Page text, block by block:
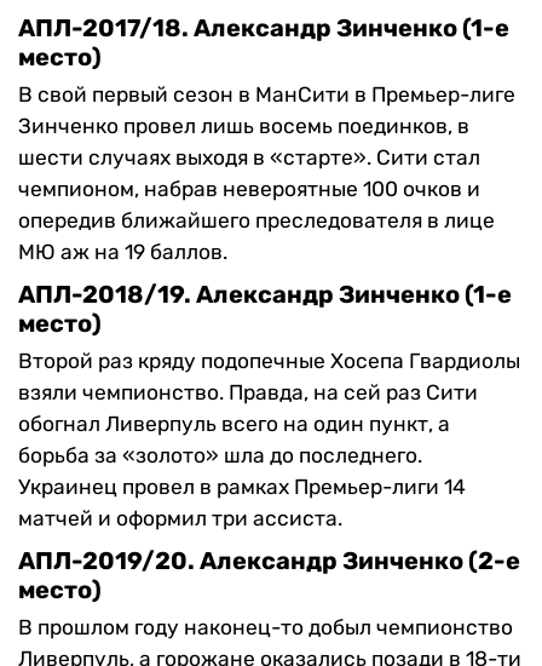
АПЛ-2017/18. Александр Зинченко (1-е
место)
В свой первый сезон в МанСити в Премьер-лиге
Зинченко провел лишь восемь поединков, в
шести случаях выходя в «старте». Сити стал
чемпионом, набрав невероятные 100 очков и
опередив ближайшего преследователя в лице
МЮ аж на 19 баллов.
АПЛ-2018/19. Александр Зинченко (1-е
место)
Второй раз кряду подопечные Хосепа Гвардиолы
взяли чемпионство. Правда, на сей раз Сити
обогнал Ливерпуль всего на один пункт, а
борьба за «золото» шла до последнего.
Украинец провел в рамках Премьер-лиги 14
матчей и оформил три ассиста.
АПЛ-2019/20. Александр Зинченко (2-е
место)
В прошлом году наконец-то добыл чемпионство
Ливерпуль, а горожане оказались позади в 18-ти